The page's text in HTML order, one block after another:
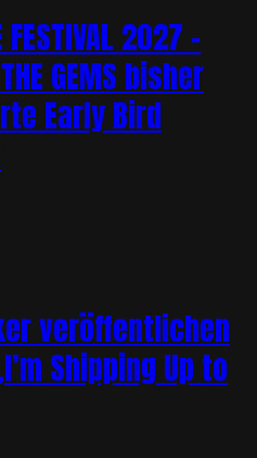
2027 –
GEMS bisher
Early Bird
veröffentlichen
Shipping Up to